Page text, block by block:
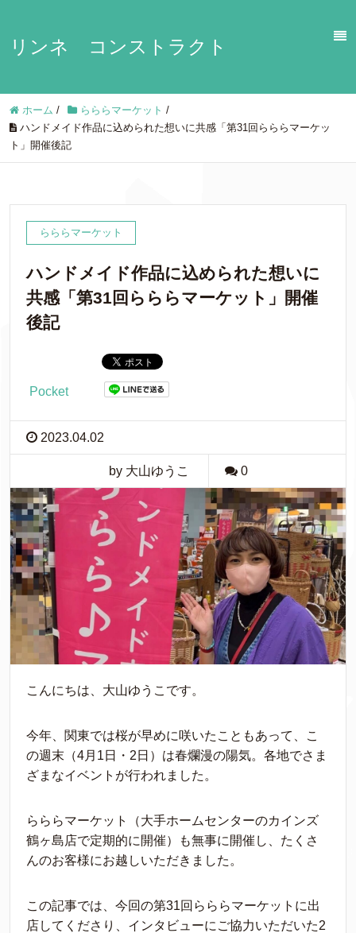
リンネ コンストラクト
ホーム / らららマーケット /
ハンドメイド作品に込められた想いに共感「第31回らららマーケッ
ト」開催後記
らららマーケット
ハンドメイド作品に込められた想いに
共感「第31回らららマーケット」開催
後記
Pocket
2023.04.02
by 大山ゆうこ 0
こんにちは、大山ゆうこです。
今年、関東では桜が早めに咲いたこともあって、こ
の週末（4月1日・2日）は春爛漫の陽気。各地でさま
ざまなイベントが行われました。
らららマーケット（大手ホームセンターのカインズ
鶴ヶ島店で定期的に開催）も無事に開催し、たくさ
んのお客様にお越しいただきました。
この記事では、今回の第31回らららマーケットに出
店してくださり、インタビューにご協力いただいた2